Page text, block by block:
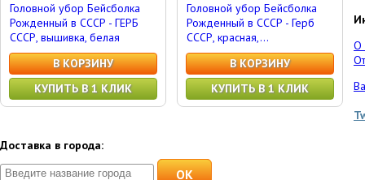
Головной убор Бейсболка
Рожденный в СССР - ГЕРБ
СССР, вышивка, белая
В КОРЗИНУ
КУПИТЬ В 1 КЛИК
Головной убор Бейсболка
Рожденный в СССР - Герб
СССР, красная,...
В КОРЗИНУ
КУПИТЬ В 1 КЛИК
О
Доставка в города:
OK